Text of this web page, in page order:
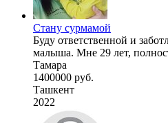
Стану сурмамой
Буду ответственной и
малыша. Мне 29 лет,
Тамара
1400000 руб.
Ташкент
2022